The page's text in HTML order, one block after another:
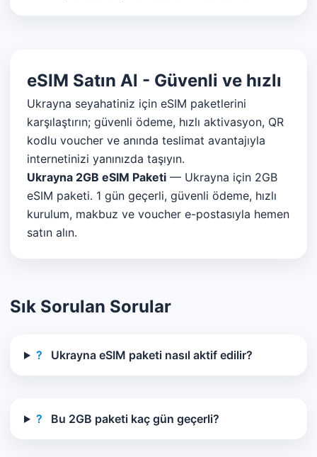
eSIM Satın Al - Güvenli ve hızlı
Ukrayna seyahatiniz için eSIM paketlerini
karşılaştırın; güvenli ödeme, hızlı aktivasyon, QR
kodlu voucher ve anında teslimat avantajıyla
internetinizi yanınızda taşıyın.
Ukrayna 2GB eSIM Paketi — Ukrayna için 2GB
eSIM paketi. 1 gün geçerli, güvenli ödeme, hızlı
kurulum, makbuz ve voucher e-postasıyla hemen
satın alın.
Sık Sorulan Sorular
? Ukrayna eSIM paketi nasıl aktif edilir?
? Bu 2GB paketi kaç gün geçerli?